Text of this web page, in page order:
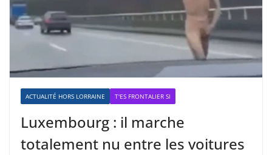
ACTUALITÉ HORS LORRAINE T'ES FRONTALIER SI
Luxembourg : il marche
totalement nu entre les voitures